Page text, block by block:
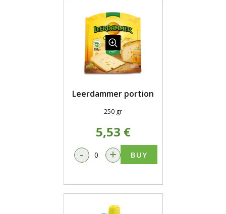
Leerdammer portion
250 gr
5,53 €
- + BUY